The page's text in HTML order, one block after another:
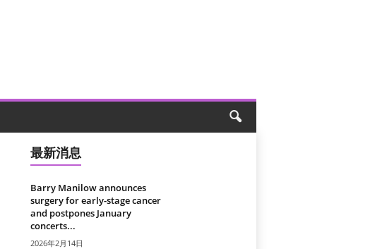
最新消息
Barry Manilow announces
surgery for early-stage cancer
and postpones January
concerts...
2026年2月14日